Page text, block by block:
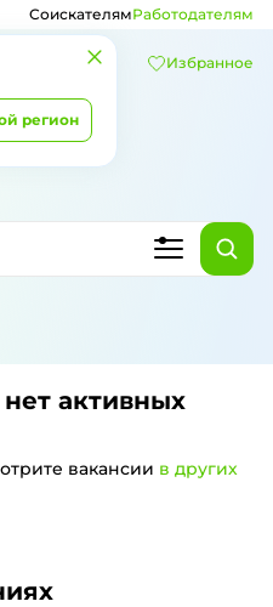
регион
СоискателямРаботодателям
Избранное
нет активных
вакансии в других
в Кирово-Чепецке